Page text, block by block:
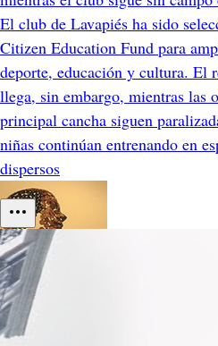
El club de Lavapiés ha sido
Citizen Education Fund para
deporte, educación y cultura. El
llega, sin embargo, mientras las
principal cancha siguen
niñas continúan entrenando en
dispersos